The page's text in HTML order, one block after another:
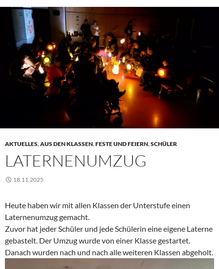
AKTUELLES,AUS DEN KLASSEN,FESTE UND FEIERN,SCHÜLER
LATERNENUMZUG
18.11.2025
Heute haben wir mit allen Klassen der Unterstufe einen
Laternenumzug gemacht.
Zuvor hat jeder Schüler und jede Schülerin eine eigene Laterne
gebastelt. Der Umzug wurde von einer Klasse gestartet.
Danach wurden nach und nach alle weiteren Klassen abgeholt.